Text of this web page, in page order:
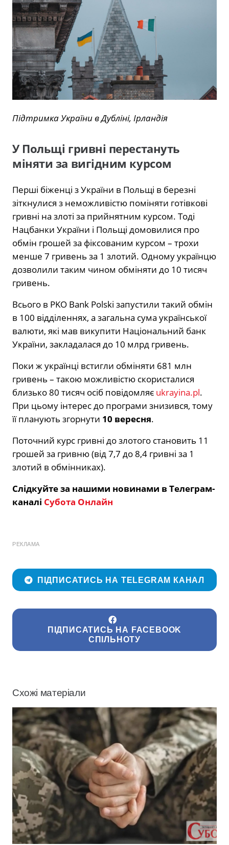
Підтримка України в Дубліні, Ірландія
У Польщі гривні перестануть
міняти за вигідним курсом
Перші біженці з України в Польщі в березні
зіткнулися з неможливістю поміняти готівкові
гривні на злоті за прийнятним курсом. Тоді
Нацбанки України і Польщі домовилися про
обмін грошей за фіксованим курсом – трохи
менше 7 гривень за 1 злотий. Одному українцю
дозволили таким чином обміняти до 10 тисяч
гривень.
Всього в PKO Bank Polski запустили такий обмін
в 100 відділеннях, а загальна сума української
валюти, які мав викупити Національний банк
України, закладалася до 10 млрд гривень.
Поки ж українці встигли обміняти 681 млн
гривень – такою можливістю скористалися
близько 80 тисяч осіб повідомляє ukrayina.pl.
При цьому інтерес до програми знизився, тому
її планують згорнути 10 вересня.
Поточний курс гривні до злотого становить 11
грошей за гривню (від 7,7 до 8,4 гривні за 1
злотий в обмінниках).
Слідкуйте за нашими новинами в Телеграм-
каналі Субота Онлайн
РЕКЛАМА
ПІДПИСАТИСЬ НА TELEGRAM КАНАЛ
ПІДПИСАТИСЬ НА FACEBOOK
СПІЛЬНОТУ
Схожі матеріали